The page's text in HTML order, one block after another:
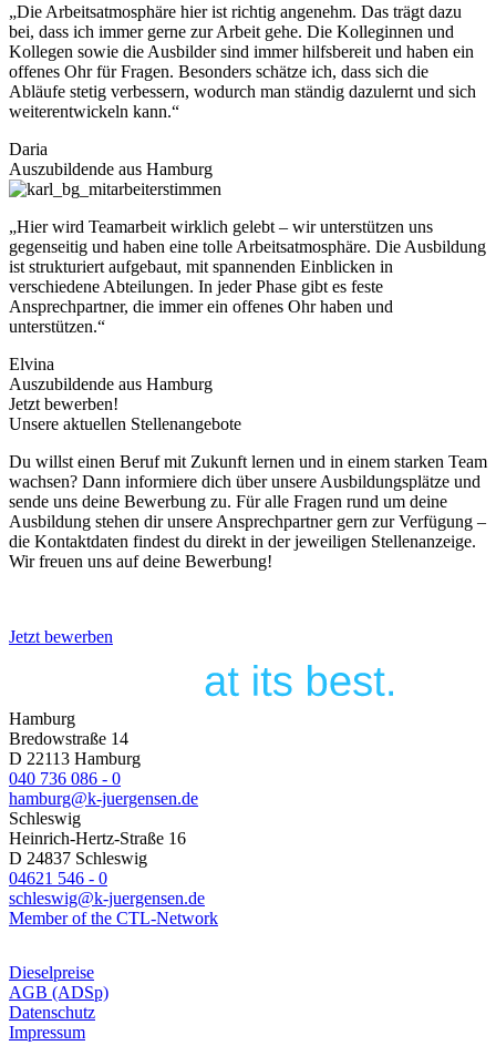
„Die Arbeitsatmosphäre hier ist richtig angenehm. Das trägt dazu
bei, dass ich immer gerne zur Arbeit gehe. Die Kolleginnen und
Kollegen sowie die Ausbilder sind immer hilfsbereit und haben ein
offenes Ohr für Fragen. Besonders schätze ich, dass sich die
Abläufe stetig verbessern, wodurch man ständig dazulernt und sich
weiterentwickeln kann.“
Daria
Auszubildende aus Hamburg
„Hier wird Teamarbeit wirklich gelebt – wir unterstützen uns
gegenseitig und haben eine tolle Arbeitsatmosphäre. Die Ausbildung
ist strukturiert aufgebaut, mit spannenden Einblicken in
verschiedene Abteilungen. In jeder Phase gibt es feste
Ansprechpartner, die immer ein offenes Ohr haben und
unterstützen.“
Elvina
Auszubildende aus Hamburg
Jetzt bewerben!
Unsere aktuellen Stellenangebote
Du willst einen Beruf mit Zukunft lernen und in einem starken Team
wachsen? Dann informiere dich über unsere Ausbildungsplätze und
sende uns deine Bewerbung zu. Für alle Fragen rund um deine
Ausbildung stehen dir unsere Ansprechpartner gern zur Verfügung –
die Kontaktdaten findest du direkt in der jeweiligen Stellenanzeige.
Wir freuen uns auf deine Bewerbung!
Jetzt bewerben
Hamburg
Bredowstraße 14
D 22113 Hamburg
040 736 086 - 0
hamburg@k-juergensen.de
Schleswig
Heinrich-Hertz-Straße 16
D 24837 Schleswig
04621 546 - 0
schleswig@k-juergensen.de
Member of the CTL-Network
Dieselpreise
AGB (ADSp)
Datenschutz
Impressum